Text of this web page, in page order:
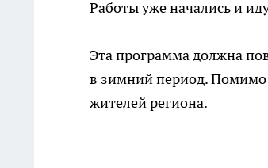
Работы уже начались и
Эта программа должна
в зимний период. Помимо
жителей региона.